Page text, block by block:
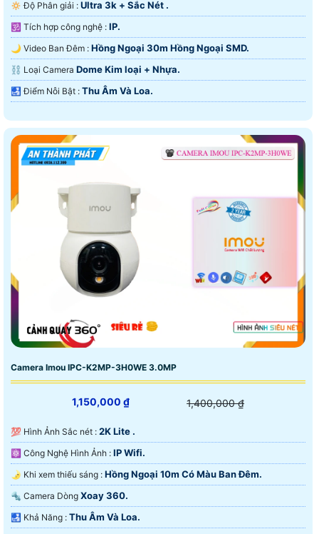
🔅 Độ Phân giải : Ultra 3k + Sắc Nét .
🕉️ Tích hợp công nghệ : IP.
🌙 Video Ban Đêm : Hồng Ngoại 30m Hồng Ngoại SMD.
⛓ Loại Camera Dome Kim loại + Nhựa.
️🛃 Điểm Nỗi Bật : Thu Âm Và Loa.
Camera Imou IPC-K2MP-3H0WE 3.0MP
1,150,000 ₫ 1,400,000 ₫
💯 Hình Ảnh Sắc nét : 2K Lite .
⚛️ Công Nghệ Hình Ảnh : IP Wifi.
🌛 Khi xem thiếu sáng : Hồng Ngoại 10m Có Màu Ban Ðêm.
🔩 Camera Dòng Xoay 360.
️🛃 Khả Năng : Thu Âm Và Loa.